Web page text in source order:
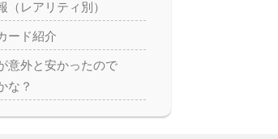
（レアリティ別）
ード紹介
意外と安かったので
な？